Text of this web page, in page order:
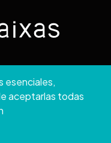
esenciales,
aceptarlas todas
derechos